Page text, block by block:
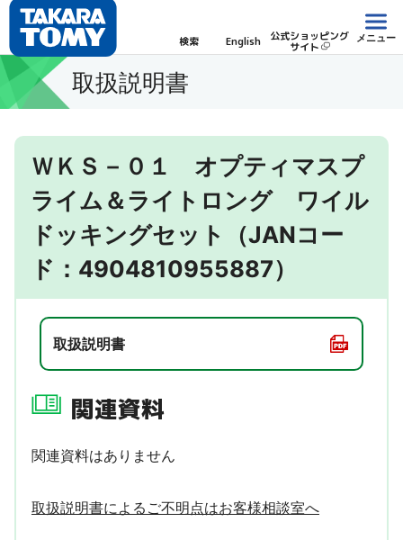
検索 English 公式ショッピング
サイト
メニュー
取扱説明書
ＷＫＳ－０１ オプティマスプ
ライム＆ライトロング ワイル
ドッキングセット（JANコー
ド：4904810955887）
取扱説明書
関連資料
関連資料はありません
取扱説明書によるご不明点はお客様相談室へ